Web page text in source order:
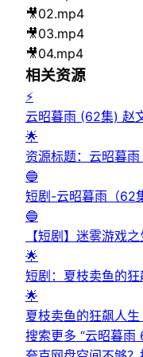
🎥02.mp4
🎥03.mp4
🎥04.mp4
相关资源
⚡
云昭暮雨 (62集) 赵
🌟
资源标题：云昭暮
🔵
短剧-云昭暮雨（62
🔵
【短剧】迷雾游戏
🌟
短剧：夏枝卖鱼的
🌟
夏枝卖鱼的狂飙人
搜索更多 “云昭暮雨